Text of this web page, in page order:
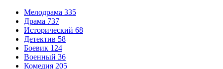
Мелодрама 335
Драма 737
Исторический 68
Детектив 58
Боевик 124
Военный 36
Комедия 205